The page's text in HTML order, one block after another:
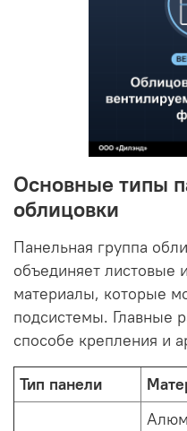
Основные типы
облицовки
Панельная группа
объединяет листовые
материалы, которые
подсистемы. Главные
способе крепления и
Тип панели